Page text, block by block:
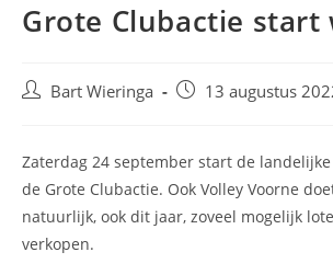
Grote Clubactie start
Bart Wieringa 13 augustus
Zaterdag 24 september start de
de Grote Clubactie. Ook Volley Voorne
natuurlijk, ook dit jaar, zoveel mogelijk
verkopen.